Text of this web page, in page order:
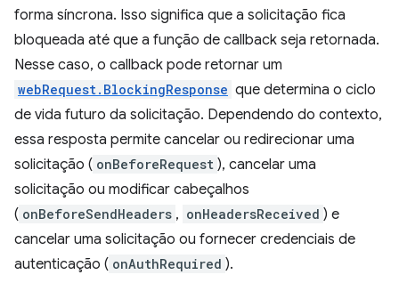
forma síncrona. Isso significa que a solicitação fica
bloqueada até que a função de callback seja retornada.
Nesse caso, o callback pode retornar um
webRequest.BlockingResponse que determina o ciclo
de vida futuro da solicitação. Dependendo do contexto,
essa resposta permite cancelar ou redirecionar uma
solicitação ( onBeforeRequest ), cancelar uma
solicitação ou modificar cabeçalhos
( onBeforeSendHeaders , onHeadersReceived ) e
cancelar uma solicitação ou fornecer credenciais de
autenticação ( onAuthRequired ).